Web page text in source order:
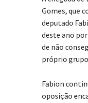
Gomes, que
deputado
deste ano
de não
próprio
Fabion
oposição